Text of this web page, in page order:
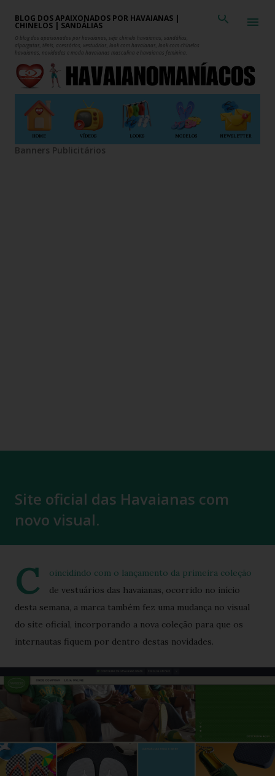
Pular para o conteúdo principal
BLOG DOS APAIXONADOS POR HAVAIANAS |
CHINELOS | SANDÁLIAS
O blog dos apaixonados por havaianas, seja chinelo havaianas, sandálias,
alpargatas, tênis, acessórios, vestuários, look com havaianas, look com chinelos
havaianas, novidades e moda havaianas masculina e havaianas feminina.
HOME VÍDEOS LOOKS MODELOS NEWSLETTER
Banners Publicitários
Site oficial das Havaianas com
novo visual.
C
oincidindo com o lançamento da primeira coleção
de vestuários das havaianas, ocorrido no início
desta semana, a marca também fez uma mudança no visual
do site oficial, incorporando a nova coleção para que os
internautas fiquem por dentro destas novidades.